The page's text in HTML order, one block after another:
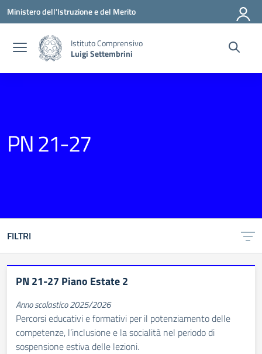
Vai ai contenuti
Vai al menu di navigazione
Vai al footer
Ministero dell'Istruzione e del Merito
Istituto Comprensivo
Luigi Settembrini
PN 21-27
FILTRI
PN 21-27 Piano Estate 2
Anno scolastico 2025/2026
Percorsi educativi e formativi per il potenziamento delle
competenze, l’inclusione e la socialità nel periodo di
sospensione estiva delle lezioni.